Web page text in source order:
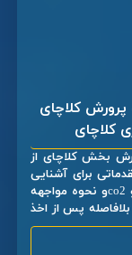
پرورش کلاچای
کلاچای
بخش کلاچای از
برای آشنایی
کارکنان این مرکز با خاموش کننده های پودری و co2و نحوه مواجهه
پس از اخذ